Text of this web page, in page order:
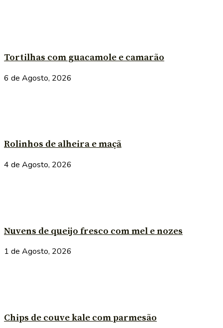
Tortilhas com guacamole e camarão
6 de Agosto, 2026
Rolinhos de alheira e maçã
4 de Agosto, 2026
Nuvens de queijo fresco com mel e nozes
1 de Agosto, 2026
Chips de couve kale com parmesão